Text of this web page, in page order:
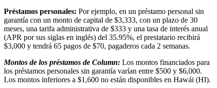
Préstamos personales: Por ejemplo, en un préstamo personal sin
garantía con un monto de capital de $3,333, con un plazo de 30
meses, una tarifa administrativa de $333 y una tasa de interés anual
(APR por sus siglas en inglés) del 35.95%, el prestatario recibirá
$3,000 y tendrá 65 pagos de $70, pagaderos cada 2 semanas.
Montos de los préstamos de Column: Los montos financiados para
los préstamos personales sin garantía varían entre $500 y $6,000.
Los montos inferiores a $1,600 no están disponibles en Hawái (HI).